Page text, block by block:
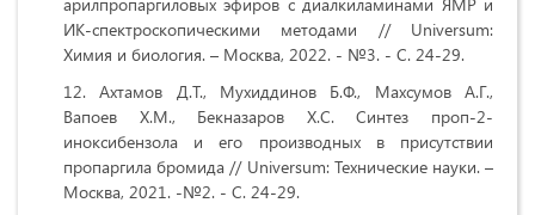
ИК-спектроскопическими методами // Universum:
Химия и биология. – Москва, 2022. - №3. - С. 24-29.
Ахтамов Д.Т., Мухиддинов Б.Ф., Махсумов А.Г.,
Вапоев Х.М., Бекназаров Х.С. Синтез проп-2-
иноксибензола и его производных в присутствии
пропаргила бромида // Universum: Технические науки. –
Москва, 2021. -№2. - С. 24-29.